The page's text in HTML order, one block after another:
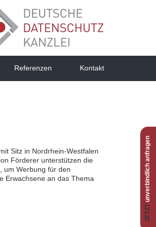
Referenzen Kontakt
Sitz in Nordrhein-Westfalen
Förderer unterstützen die
um Werbung für den
Erwachsene an das Thema
JETZT
unverbindlich anfragen